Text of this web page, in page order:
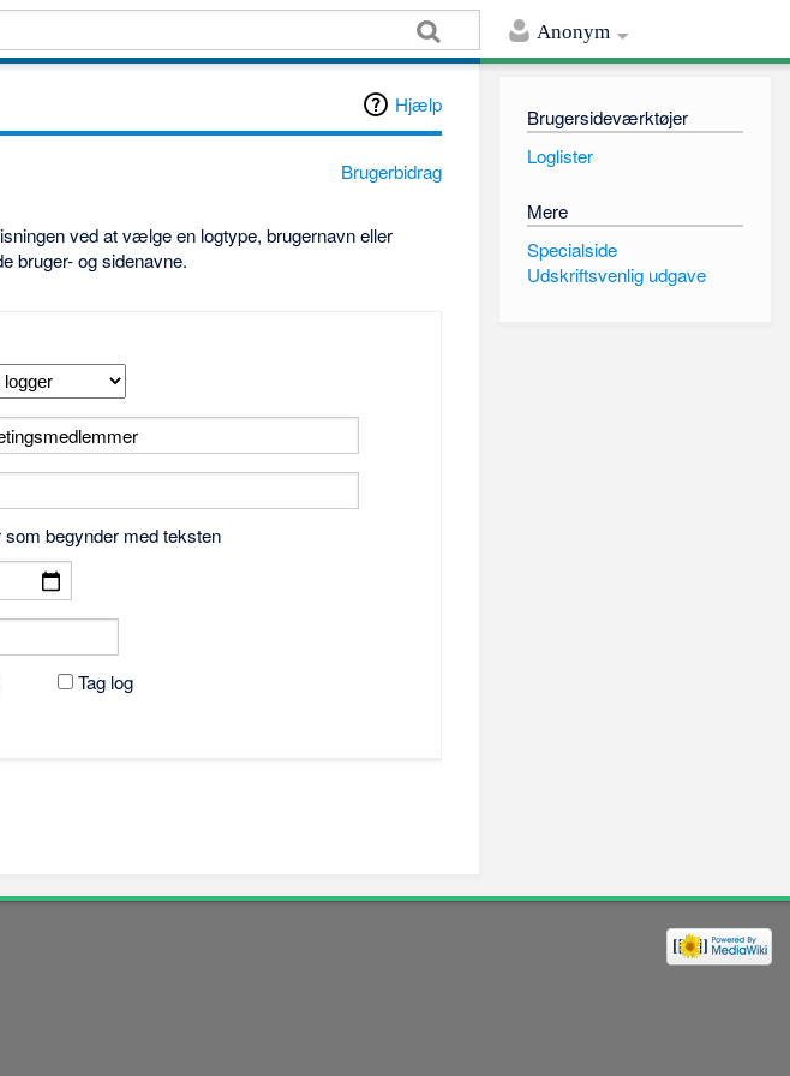
Anonym
Hjælp
Brugerbidrag
ved at vælge en logtype, brugernavn eller
bruger- og sidenavne.
som begynder med teksten
Tag log
Brugersideværktøjer
Loglister
Mere
Specialside
Udskriftsvenlig udgave